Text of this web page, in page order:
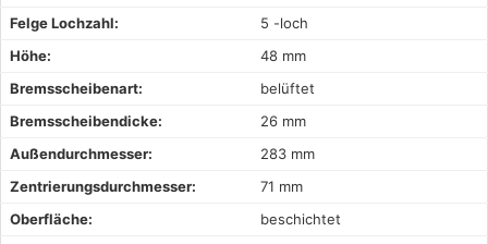
Felge Lochzahl:
5 -loch
Höhe:
48 mm
Bremsscheibenart:
belüftet
Bremsscheibendicke:
26 mm
Außendurchmesser:
283 mm
Zentrierungsdurchmesser:
71 mm
Oberfläche:
beschichtet